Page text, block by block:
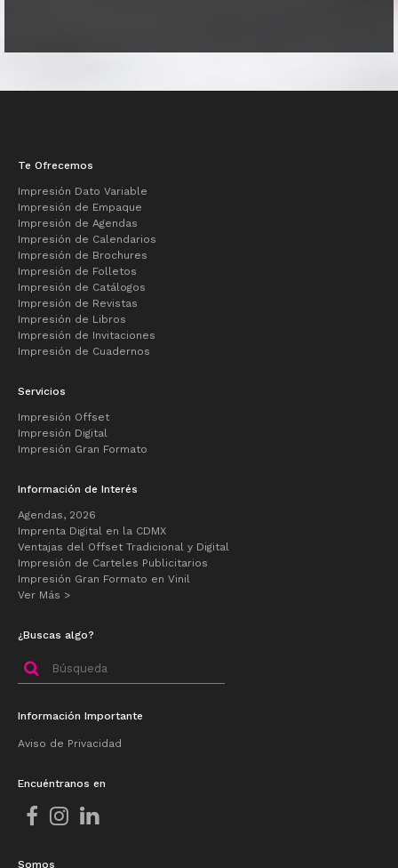
Te Ofrecemos
Impresión Dato Variable
Impresión de Empaque
Impresión de Agendas
Impresión de Calendarios
Impresión de Brochures
Impresión de Folletos
Impresión de Catálogos
Impresión de Revistas
Impresión de Libros
Impresión de Invitaciones
Impresión de Cuadernos
Servicios
Impresión Offset
Impresión Digital
Impresión Gran Formato
Información de Interés
Agendas, 2026
Imprenta Digital en la CDMX
Ventajas del Offset Tradicional y Digital
Impresión de Carteles Publicitarios
Impresión Gran Formato en Vinil
Ver Más >
¿Buscas algo?
Buscar
por:
Información Importante
Aviso de Privacidad
Encuéntranos en
Somos